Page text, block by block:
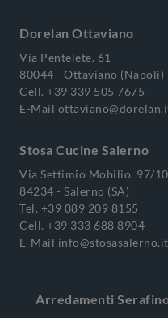
Dorelan Ottaviano
Via Pentelete, 61
80044 - Ottaviano (Napoli)
Cell. +39 339 505 7675
E-Mail
Stosa Cucine Salerno
Via Settimio Mobilio, 97/
84234 - Salerno (SA)
Tel. +39 089 209 8155
Cell. +39 333 688 8904
E-Mail info@stosasalerno.it
Arredamenti